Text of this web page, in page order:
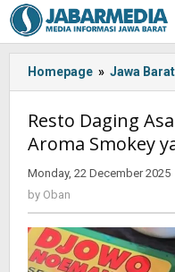
Skip
to
content
Homepage » Jawa
Resto Daging
Aroma Smokey
Monday, 22 December 2025
by Oban